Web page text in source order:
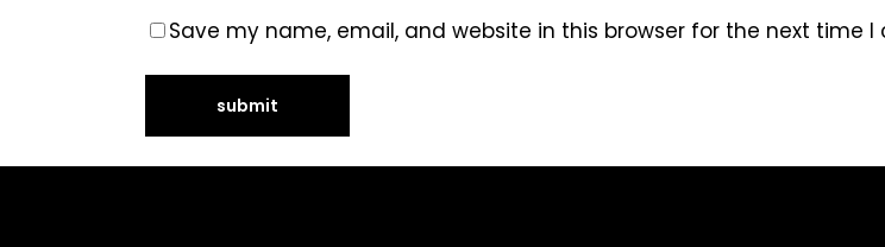
Save my name, email, and website in this browser for the next time